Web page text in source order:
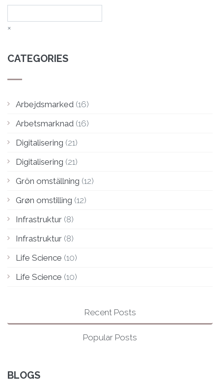
×
CATEGORIES
Arbejdsmarked (16)
Arbetsmarknad (16)
Digitalisering (21)
Digitalisering (21)
Grön omställning (12)
Grøn omstilling (12)
Infrastruktur (8)
Infrastruktur (8)
Life Science (10)
Life Science (10)
Recent Posts
Popular Posts
BLOGS